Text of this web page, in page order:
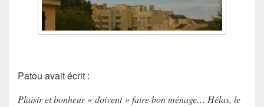
Patou avait écrit :
Plaisir et bonheur « doivent » faire bon ménage… Hélas, le